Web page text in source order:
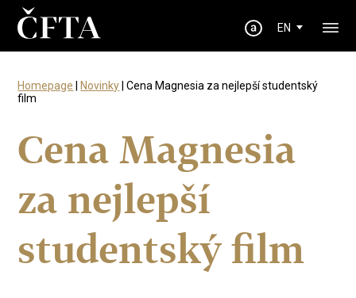
EN
Homepage Novinky | Cena Magnesia za nejlepší studentský
film
Cena Magnesia
za nejlepší
studentský film